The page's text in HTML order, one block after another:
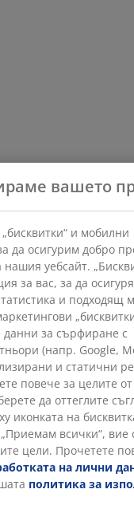
вашето
и мобилни
да осигурим добро
уебсайт.
за вас, за да
и подходящ
за сърфиране с
(напр. Google,
и статични
повече за целите от
да оттеглите
иконката на
всички“, вие
цели. Прочетете
на лични
политика за